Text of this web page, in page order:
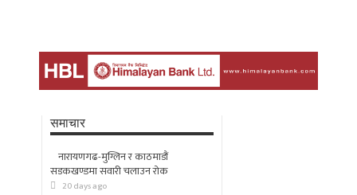
समाचार
नारायणगढ-मुग्लिन र काठमाडौं
सडकखण्डमा सवारी चलाउन रोक
20 days ago